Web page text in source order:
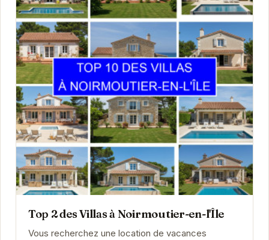
Top 2 des Villas à Noirmoutier-en-l'Île
Vous recherchez une location de vacances